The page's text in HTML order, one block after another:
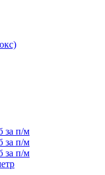
за п/м
за п/м
за п/м